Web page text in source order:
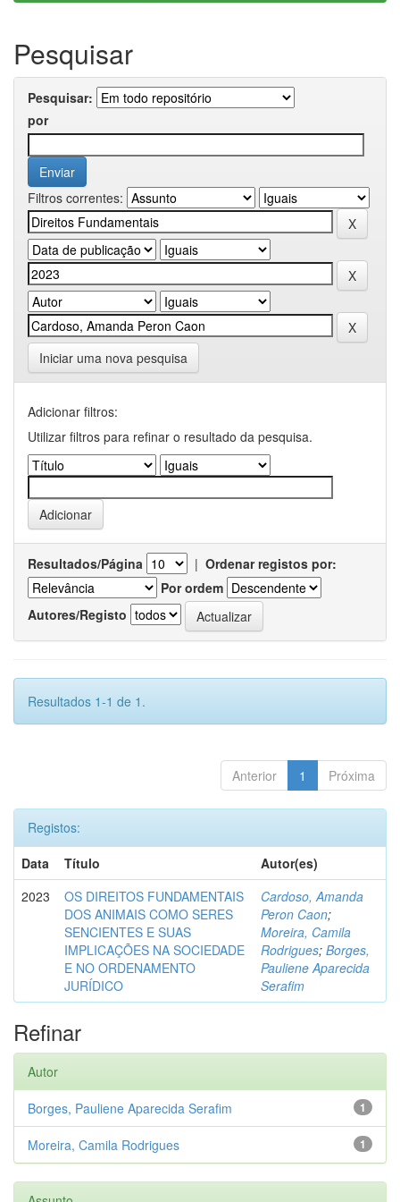
Pesquisar
Pesquisar:
por
Filtros correntes:
Iniciar uma nova pesquisa
Adicionar filtros:
Utilizar filtros para refinar o resultado da pesquisa.
Resultados/Página | Ordenar registos por:
Por ordem
Autores/Registo
Resultados 1-1 de 1.
Anterior 1 Próxima
Registos:
Data
Título
Autor(es)
2023
OS DIREITOS FUNDAMENTAIS
DOS ANIMAIS COMO SERES
SENCIENTES E SUAS
IMPLICAÇÕES NA SOCIEDADE
E NO ORDENAMENTO
JURÍDICO
Cardoso, Amanda
Peron Caon;
Moreira, Camila
Rodrigues; Borges,
Pauliene Aparecida
Serafim
Refinar
Autor
1
Borges, Pauliene Aparecida Serafim
1
Moreira, Camila Rodrigues